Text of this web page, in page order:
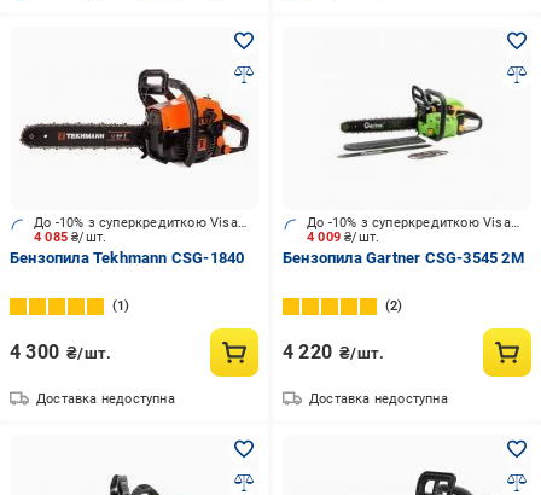
4 085₴/шт.
До -10% з суперкредиткою Visa Вигода
Бензопила Tekhmann CSG-1840
1
4 300 ₴/шт.
Доставка недоступна
4 009₴/шт.
До -10% з суперкредиткою Visa Вигода
Бензопила Gartner CSG-3545 2М
2
4 220 ₴/шт.
Доставка недоступна